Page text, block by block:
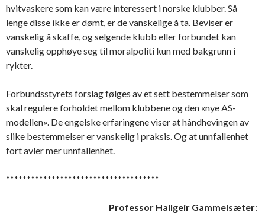
hvitvaskere som kan være interessert i norske klubber. Så
lenge disse ikke er dømt, er de vanskelige å ta. Beviser er
vanskelig å skaffe, og selgende klubb eller forbundet kan
vanskelig opphøye seg til moralpoliti kun med bakgrunn i
rykter.
Forbundsstyrets forslag følges av et sett bestemmelser som
skal regulere forholdet mellom klubbene og den «nye AS-
modellen». De engelske erfaringene viser at håndhevingen av
slike bestemmelser er vanskelig i praksis. Og at unnfallenhet
fort avler mer unnfallenhet.
*************************************
Professor Hallgeir Gammelsæter: